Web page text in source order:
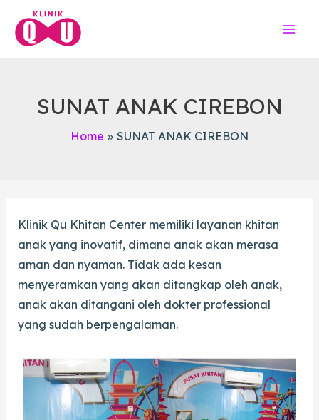
content
SUNAT ANAK CIREBON
Home SUNAT ANAK CIREBON
Klinik Qu Khitan Center memiliki layanan khitan
anak yang inovatif, dimana anak akan merasa
aman dan nyaman. Tidak ada kesan
menyeramkan yang akan ditangkap oleh anak,
anak akan ditangani oleh dokter professional
yang sudah berpengalaman.